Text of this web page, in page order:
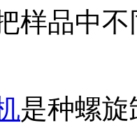
样品中
是种螺